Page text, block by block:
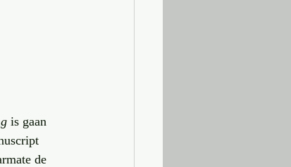
is gaan
de